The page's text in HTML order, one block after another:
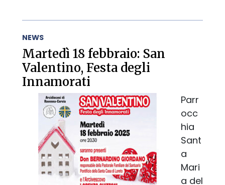
NEWS
Martedì 18 febbraio: San
Valentino, Festa degli
Innamorati
Parr
occ
hia
Sant
a
Mari
a del